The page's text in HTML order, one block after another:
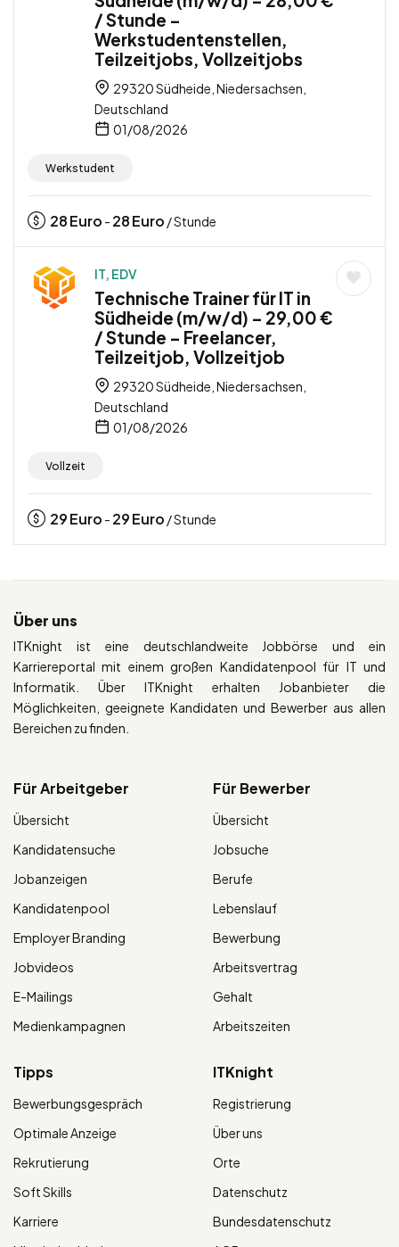
/ Stunde –
Werkstudentenstellen,
Teilzeitjobs, Vollzeitjobs
29320 Südheide, Niedersachsen,
Deutschland
01/08/2026
Werkstudent
28Euro - 28Euro / Stunde
IT, EDV
Technische Trainer für IT in
Südheide (m/w/d) – 29,00 €
/ Stunde – Freelancer,
Teilzeitjob, Vollzeitjob
29320 Südheide, Niedersachsen,
Deutschland
01/08/2026
Vollzeit
29Euro - 29Euro / Stunde
Über uns
ITKnight ist eine deutschlandweite Jobbörse und ein
Karriereportal mit einem großen Kandidatenpool für IT und
Informatik. Über ITKnight erhalten Jobanbieter die
Möglichkeiten, geeignete Kandidaten und Bewerber aus allen
Bereichen zu finden.
Für Arbeitgeber
Übersicht
Kandidatensuche
Jobanzeigen
Kandidatenpool
Employer Branding
Jobvideos
E-Mailings
Medienkampagnen
Für Bewerber
Übersicht
Jobsuche
Berufe
Lebenslauf
Bewerbung
Arbeitsvertrag
Gehalt
Arbeitszeiten
Tipps
Bewerbungsgespräch
Optimale Anzeige
Rekrutierung
Soft Skills
Karriere
ITKnight
Registrierung
Über uns
Orte
Datenschutz
Bundesdatenschutz